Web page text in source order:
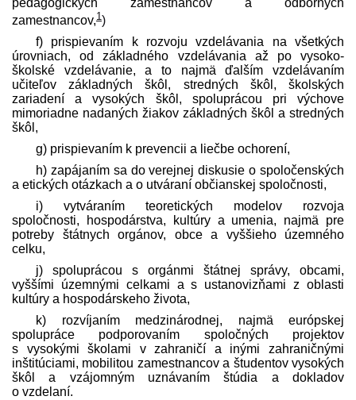
pedagogických zamestnancov a odborných
zamestnancov,1 )
f) prispievaním k rozvoju vzdelávania na všetkých
úrovniach, od základného vzdelávania až po vysoko­
školské vzdelávanie, a to najmä ďalším vzdelávaním
učiteľov základných škôl, stredných škôl, školských
zariadení a vysokých škôl, spoluprácou pri výchove
mimoriadne nadaných žiakov základných škôl a stredných
škôl,
g) prispievaním k prevencii a liečbe ochorení,
h) zapájaním sa do verejnej diskusie o spoločenských
a etických otázkach a o utváraní občianskej spoločnosti,
i) vytváraním teoretických modelov rozvoja
spoločnosti, hospodárstva, kultúry a umenia, najmä pre
potreby štátnych orgánov, obce a vyššieho územného
celku,
j) spoluprácou s orgánmi štátnej správy, obcami,
vyššími územnými celkami a s ustanovizňami z oblasti
kultúry a hospodárskeho života,
k) rozvíjaním medzinárodnej, najmä európskej
spolupráce podporovaním spoločných projektov
s vysokými školami v zahraničí a inými zahraničnými
inštitúciami, mobilitou zamestnancov a študentov vysokých
škôl a vzájomným uznávaním štúdia a dokladov
o vzdelaní.